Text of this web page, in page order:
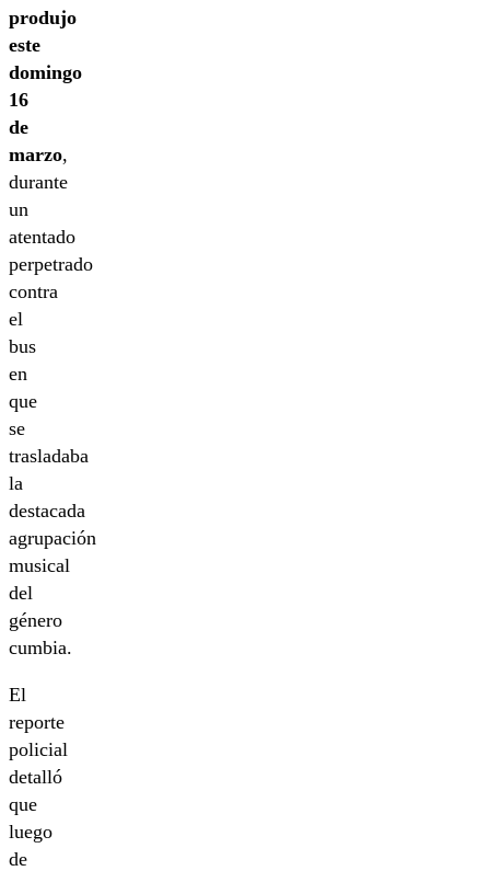
produjo
este
domingo
16
de
marzo,
durante
un
atentado
perpetrado
contra
el
bus
en
que
se
trasladaba
la
destacada
agrupación
musical
del
género
cumbia.
El
reporte
policial
detalló
que
luego
de